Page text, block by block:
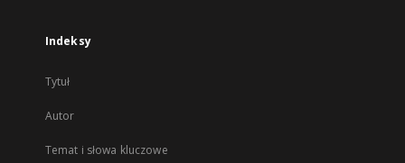
Indeksy
Tytuł
Autor
Temat i słowa kluczowe